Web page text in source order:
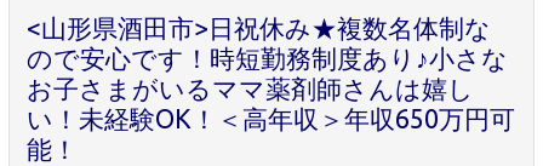
<山形県酒田市>日祝休み★複数名体制な
ので安心です！時短勤務制度あり♪小さな
お子さまがいるママ薬剤師さんは嬉し
い！未経験OK！＜高年収＞年収650万円可
能！